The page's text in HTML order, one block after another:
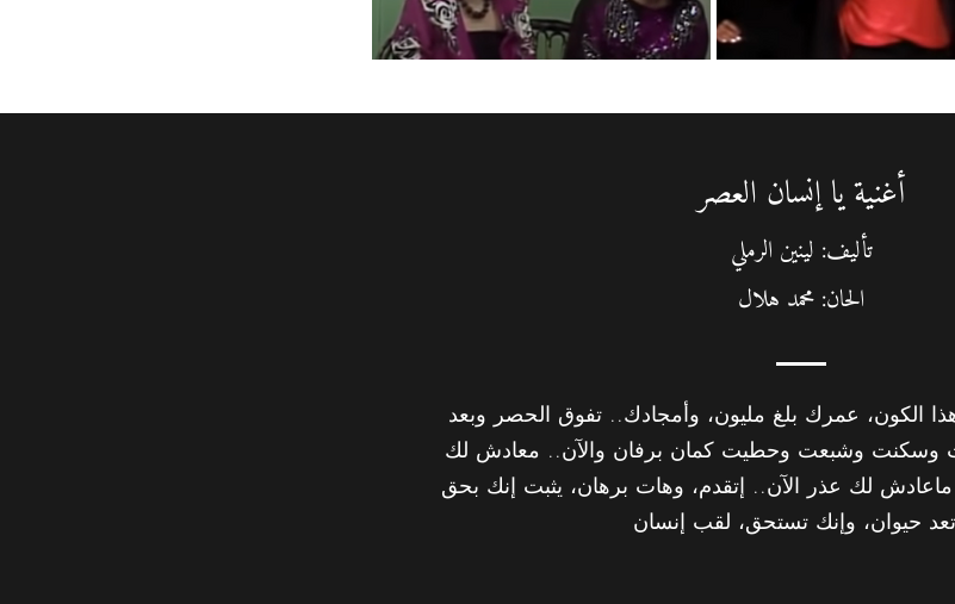
أغنية يا إنسان العصر
تأليف: لينين الرملي‎
الحان: محمد هلال
الكون، عمرك بلغ مليون، وأمجادك.. تفوق الحصر وبعد
وسكنت وشبعت وحطيت كمان برفان والآن.. معادش لك
لك عذر الآن.. إتقدم، وهات برهان، يثبت إنك بحق
حيوان، وإنك تستحق، لقب إنسان